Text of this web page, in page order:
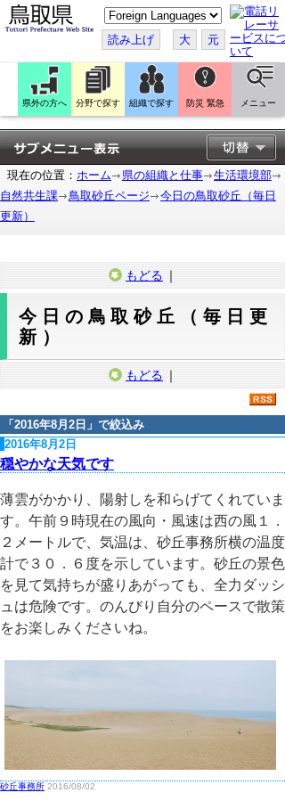
こ
の
ペ
ー
ジ
翻
訳
す
る
読み上げ 大 元
県外の方へ 分野で探す 組織で探す 防災 緊急 メニュー
現在の位置： ホーム 県の組織と仕事
生活環境部
自然共生課
鳥取砂丘ページ
今日の鳥取砂丘（毎日
更新）
もどる ｜
今日の鳥取砂丘（毎日更
新）
もどる ｜
「 2016年8月2日 」で絞込み
2016年8月2日
穏やかな天気です
薄雲がかかり、陽射しを和らげてくれていま
す。午前９時現在の風向・風速は西の風１．
２メートルで、気温は、砂丘事務所横の温度
計で３０．６度を示しています。砂丘の景色
を見て気持ちが盛りあがっても、全力ダッシ
ュは危険です。のんびり自分のペースで散策
をお楽しみくださいね。
砂丘事務所 2016/08/02